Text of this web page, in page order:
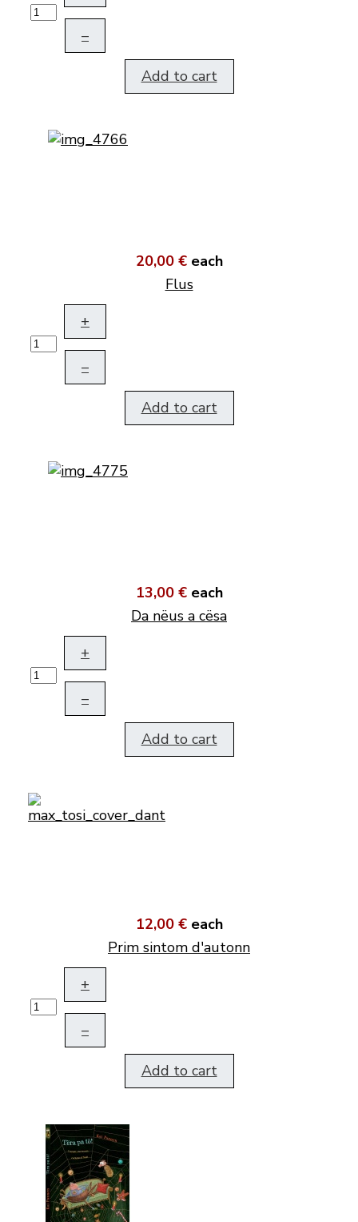
–
Add to cart
20,00 € each
Flus
+
–
Add to cart
13,00 € each
Da nëus a cësa
+
–
Add to cart
12,00 € each
Prim sintom d'autonn
+
–
Add to cart